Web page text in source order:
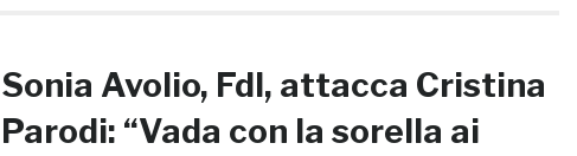
Sonia Avolio, FdI, attacca Cristina
Parodi: “Vada con la sorella ai